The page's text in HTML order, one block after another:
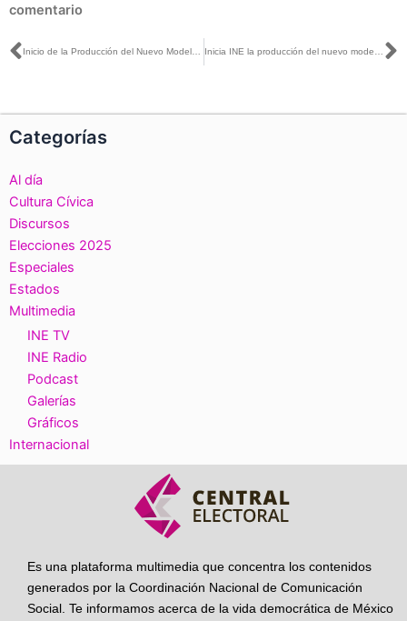
comentario
Ant
Categorías
Al día
Cultura Cívica
Discursos
Elecciones 2025
Especiales
Estados
Multimedia
INE TV
INE Radio
Podcast
Galerías
Gráficos
Internacional
Es una plataforma multimedia que concentra los contenidos
generados por la Coordinación Nacional de Comunicación
Social. Te informamos acerca de la vida democrática de México